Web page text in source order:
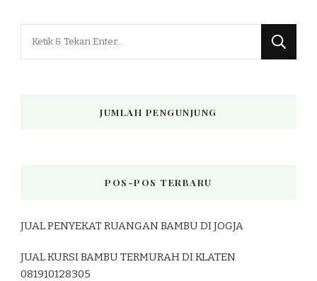
JUMLAH PENGUNJUNG
POS-POS TERBARU
JUAL PENYEKAT RUANGAN BAMBU DI JOGJA
JUAL KURSI BAMBU TERMURAH DI KLATEN
081910128305